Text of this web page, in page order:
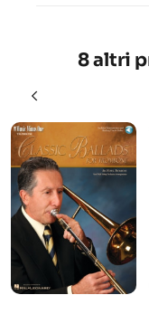
8 altri